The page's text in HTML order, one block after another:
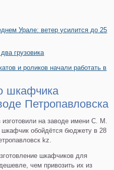
Урале: ветер усилится до 25
грузовика
и роликов начали работать в
шкафчика
Петропавловска
на заводе имени С. М.
обойдётся бюджету в 28
kz.
шкафчиков для
чем привозить их из